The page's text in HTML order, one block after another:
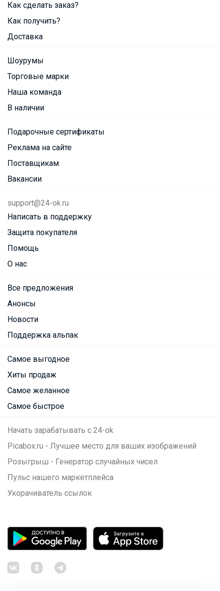
Как сделать заказ?
Как получить?
Доставка
Шоурумы
Торговые марки
Наша команда
В наличии
Подарочные сертификаты
Реклама на сайте
Поставщикам
Вакансии
support@24-ok.ru
Написать в поддержку
Защита покупателя
Помощь
О нас
Все предложения
Анонсы
Новости
Поддержка альпак
Самое выгодное
Хиты продаж
Самое желанное
Самое быстрое
Начать зарабатывать с 24-ok
Picabox.ru - Лучшее место для ваших изображений
Розыгрыш - Генератор случайных чисел
Пульс нашего маркетплейса
Укорачиватель ссылок